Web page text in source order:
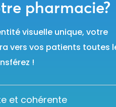
pharmacie?
visuelle unique, votre
vers vos patients toutes
!
et cohérente